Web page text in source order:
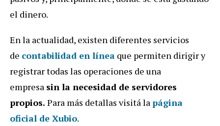
el dinero.
En la actualidad, existen diferentes servicios
de contabilidad en línea que permiten dirigir y
registrar todas las operaciones de una
empresa sin la necesidad de servidores
propios. Para más detallas visitá lapágina
oficial de Xubio.